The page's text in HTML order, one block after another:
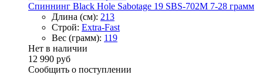
Спиннинг Black Hole Sabotage 19 SBS-702M 7-28 грамм
Длина (см): 213
Строй: Extra-Fast
Вес (грамм): 119
Нет в наличии
12 990 руб
Сообщить о поступлении